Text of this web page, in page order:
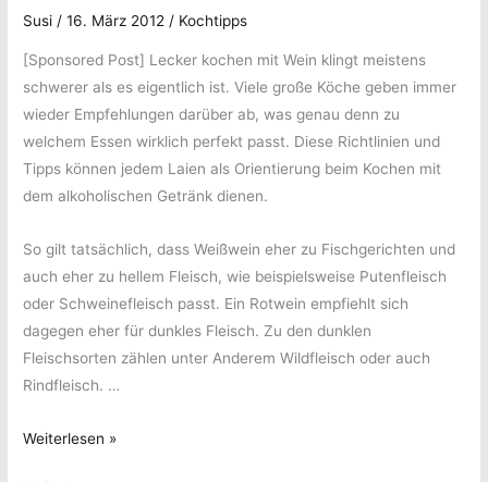
Susi /16. März 2012 / Kochtipps
[Sponsored Post] Lecker kochen mit Wein klingt meistens
schwerer als es eigentlich ist. Viele große Köche geben immer
wieder Empfehlungen darüber ab, was genau denn zu
welchem Essen wirklich perfekt passt. Diese Richtlinien und
Tipps können jedem Laien als Orientierung beim Kochen mit
dem alkoholischen Getränk dienen.
So gilt tatsächlich, dass Weißwein eher zu Fischgerichten und
auch eher zu hellem Fleisch, wie beispielsweise Putenfleisch
oder Schweinefleisch passt. Ein Rotwein empfiehlt sich
dagegen eher für dunkles Fleisch. Zu den dunklen
Fleischsorten zählen unter Anderem Wildfleisch oder auch
Rindfleisch. …
Kochen
Weiterlesen »